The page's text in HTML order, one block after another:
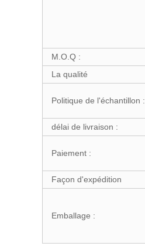
M.O.Q :
La qualité
Politique de l'échantillon :
délai de livraison :
Paiement :
Façon d'expédition
Emballage :